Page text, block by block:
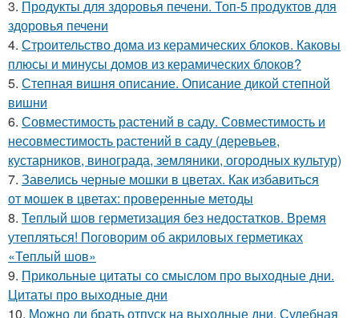
3. Продукты для здоровья печени. Топ-5 продуктов для
здоровья печени
4. Строительство дома из керамических блоков. Каковы
плюсы и минусы домов из керамических блоков?
5. Степная вишня описание. Описание дикой степной
вишни
6. Совместимость растений в саду. Совместимость и
несовместимость растений в саду (деревьев,
кустарников, винограда, земляники, огородных культур)
7. Завелись черные мошки в цветах. Как избавиться
от мошек в цветах: проверенные методы
8. Теплый шов герметизация без недостатков. Время
утепляться! Поговорим об акриловых герметиках
«Теплый шов»
9. Прикольные цитаты со смыслом про выходные дни.
Цитаты про выходные дни
10. Можно ли брать отпуск на выходные дни. Судебная